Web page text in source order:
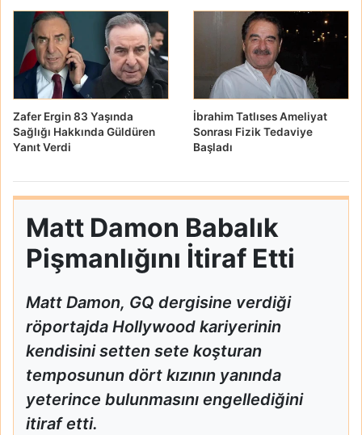
Zafer Ergin 83 Yaşında
Sağlığı Hakkında Güldüren
Yanıt Verdi
İbrahim Tatlıses Ameliyat
Sonrası Fizik Tedaviye
Başladı
Matt Damon Babalık
Pişmanlığını İtiraf Etti
Matt Damon, GQ dergisine verdiği
röportajda Hollywood kariyerinin
kendisini setten sete koşturan
temposunun dört kızının yanında
yeterince bulunmasını engellediğini
itiraf etti.